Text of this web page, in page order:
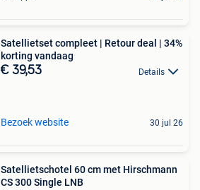
Satellietset compleet | Retour deal | 34%
korting vandaag
€ 39,53 Details
Bezoek website 30 jul 26
Satellietschotel 60 cm met Hirschmann
CS 300 Single LNB